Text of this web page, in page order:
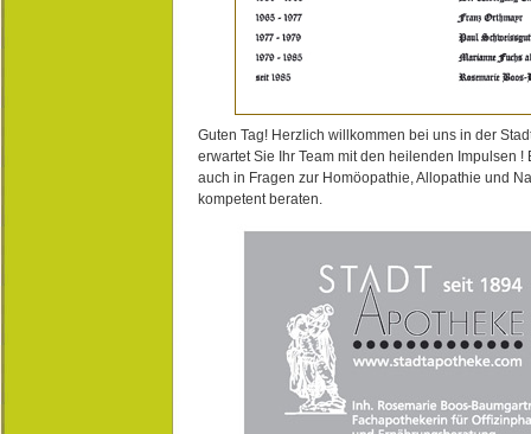
Guten Tag! Herzlich willkommen bei uns in der
erwartet Sie Ihr Team mit den heilenden Impulsen !
auch in Fragen zur Homöopathie, Allopathie und
kompetent beraten.